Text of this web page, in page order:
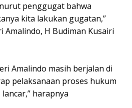
penggugat bahwa
kita lakukan gugatan,”
Amalindo, H Budiman Kusairi
Amalindo masih berjalan di
pelaksanaan proses hukum
harapnya